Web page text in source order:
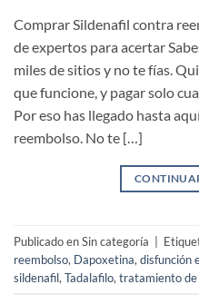
Comprar Sildenafil contra
de expertos para acertar
miles de sitios y no te fías.
que funcione, y pagar solo
Por eso has llegado hasta
reembolso. No te […]
Publicado en Sin categoría
reembolso, Dapoxetina, disfunción
sildenafil, Tadalafilo, tratamiento de